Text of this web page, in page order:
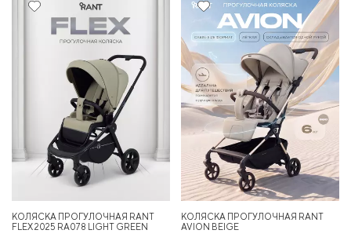
12%
КОЛЯСКА ПРОГУЛОЧНАЯ RANT
FLEX 2025 RA078 LIGHT GREEN
Хит
КОЛЯСКА ПРОГУЛОЧНАЯ RANT
AVION BEIGE